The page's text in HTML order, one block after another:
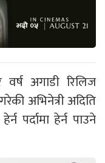
वर्ष अगाडी रिलिज
अभिनेत्री अदिति
पर्दामा हेर्न पाउने